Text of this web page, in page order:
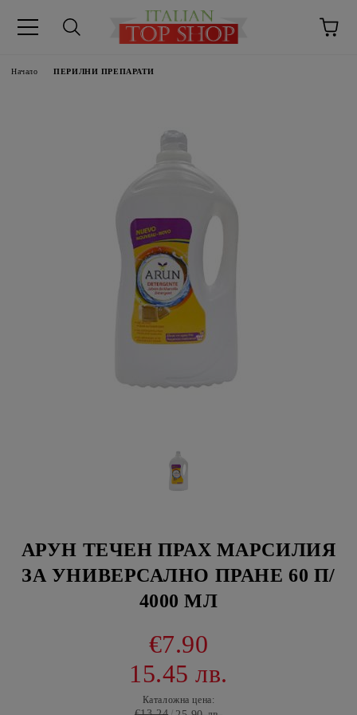
Начало ПЕРИЛНИ ПРЕПАРАТИ
АРУН ТЕЧЕН ПРАХ МАРСИЛИЯ
ЗА УНИВЕРСАЛНО ПРАНЕ 60 П/
4000 МЛ
€7.90
15.45 лв.
Каталожна цена: